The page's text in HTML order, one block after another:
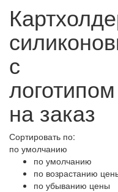
с
логотипом
на заказ
Сортировать по:
по умолчанию
по умолчанию
по возрастанию
по убыванию цены